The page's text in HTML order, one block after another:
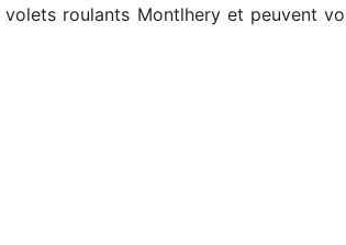
roulants Montlhery et peuvent